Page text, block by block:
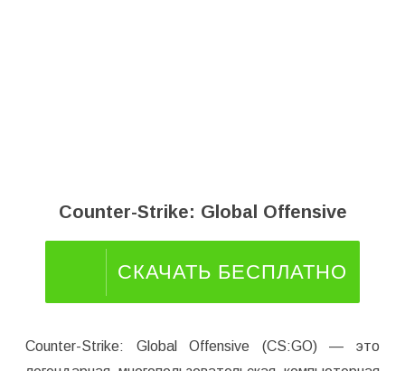
Counter-Strike: Global Offensive
СКАЧАТЬ БЕСПЛАТНО
Counter-Strike: Global Offensive (CS:GO) — это